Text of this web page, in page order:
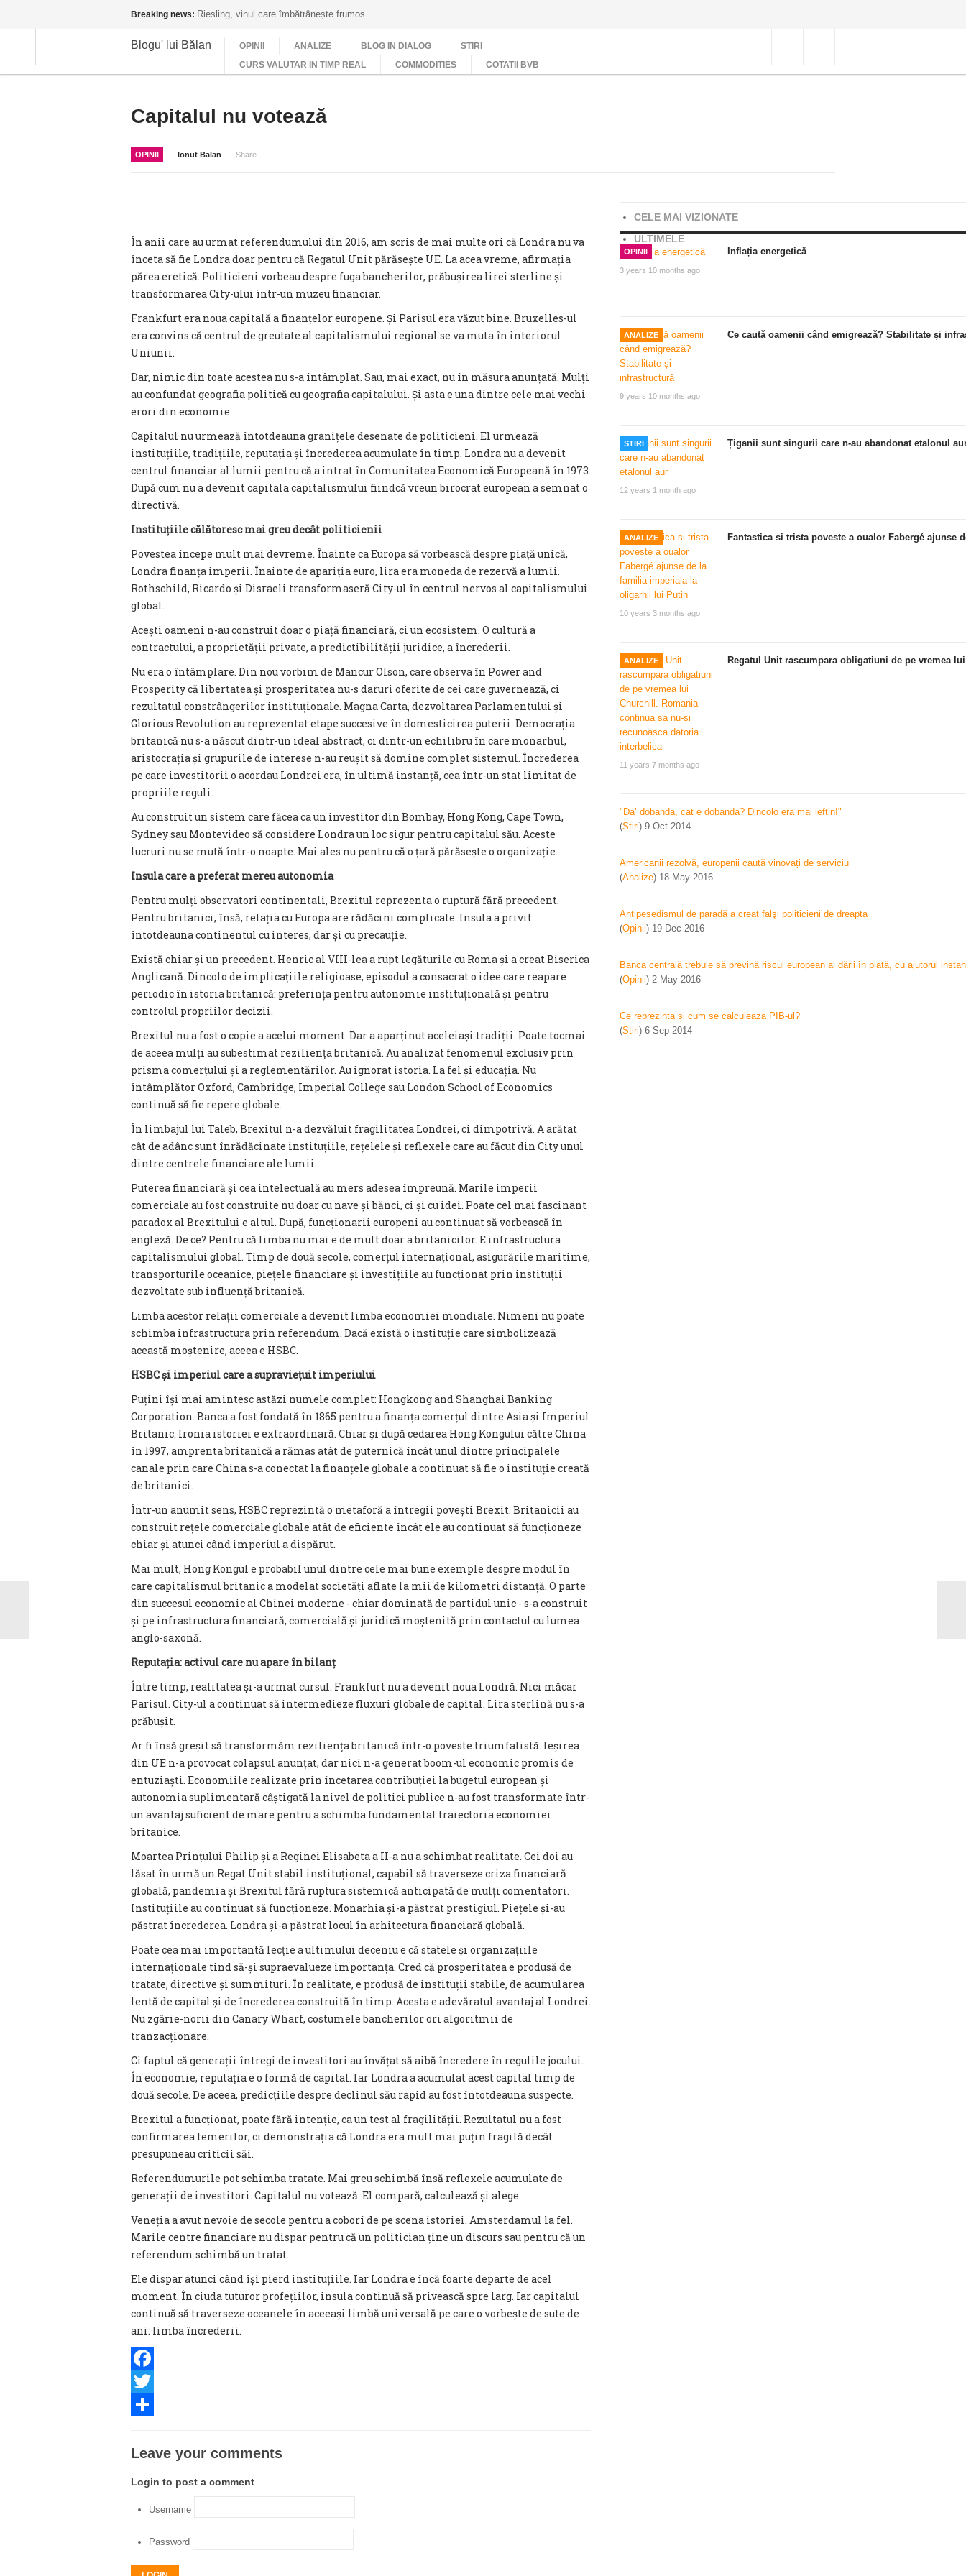
Breaking news: Riesling, vinul care îmbătrânește frumos
Blogu' lui Bălan OPINII ANALIZE BLOG IN DIALOG
STIRI
CURS VALUTAR IN TIMP REAL
COMMODITIES COTATII BVB
Capitalul nu votează
OPINII Ionut Balan Share
În anii care au urmat referendumului din 2016, am scris de mai multe ori că Londra nu va
înceta să fie Londra doar pentru că Regatul Unit părăsește UE. La acea vreme, afirmația
părea eretică. Politicieni vorbeau despre fuga bancherilor, prăbușirea lirei sterline și
transformarea City-ului într-un muzeu financiar.
Frankfurt era noua capitală a finanțelor europene. Și Parisul era văzut bine. Bruxelles-ul
era convins că centrul de greutate al capitalismului regional se va muta în interiorul
Uniunii.
Dar, nimic din toate acestea nu s-a întâmplat. Sau, mai exact, nu în măsura anunțată. Mulți
au confundat geografia politică cu geografia capitalului. Și asta e una dintre cele mai vechi
erori din economie.
Capitalul nu urmează întotdeauna granițele desenate de politicieni. El urmează
instituțiile, tradițiile, reputația și încrederea acumulate în timp. Londra nu a devenit
centrul financiar al lumii pentru că a intrat în Comunitatea Economică Europeană în 1973.
După cum nu a devenit capitala capitalismului fiindcă vreun birocrat european a semnat o
directivă.
Instituțiile călătoresc mai greu decât politicienii
Povestea începe mult mai devreme. Înainte ca Europa să vorbească despre piață unică,
Londra finanța imperii. Înainte de apariția euro, lira era moneda de rezervă a lumii.
Rothschild, Ricardo și Disraeli transformaseră City-ul în centrul nervos al capitalismului
global.
Acești oameni n-au construit doar o piață financiară, ci un ecosistem. O cultură a
contractului, a proprietății private, a predictibilității juridice, a încrederii.
Nu era o întâmplare. Din nou vorbim de Mancur Olson, care observa în Power and
Prosperity că libertatea și prosperitatea nu-s daruri oferite de cei care guvernează, ci
rezultatul constrângerilor instituționale. Magna Carta, dezvoltarea Parlamentului și
Glorious Revolution au reprezentat etape succesive în domesticirea puterii. Democrația
britanică nu s-a născut dintr-un ideal abstract, ci dintr-un echilibru în care monarhul,
aristocrația și grupurile de interese n-au reușit să domine complet sistemul. Încrederea
pe care investitorii o acordau Londrei era, în ultimă instanță, cea într-un stat limitat de
propriile reguli.
Au construit un sistem care făcea ca un investitor din Bombay, Hong Kong, Cape Town,
Sydney sau Montevideo să considere Londra un loc sigur pentru capitalul său. Aceste
lucruri nu se mută într-o noapte. Mai ales nu pentru că o țară părăsește o organizație.
Insula care a preferat mereu autonomia
Pentru mulți observatori continentali, Brexitul reprezenta o ruptură fără precedent.
Pentru britanici, însă, relația cu Europa are rădăcini complicate. Insula a privit
întotdeauna continentul cu interes, dar și cu precauție.
Există chiar și un precedent. Henric al VIII-lea a rupt legăturile cu Roma și a creat Biserica
Anglicană. Dincolo de implicațiile religioase, episodul a consacrat o idee care reapare
periodic în istoria britanică: preferința pentru autonomie instituțională și pentru
controlul propriilor decizii.
Brexitul nu a fost o copie a acelui moment. Dar a aparținut aceleiași tradiții. Poate tocmai
de aceea mulți au subestimat reziliența britanică. Au analizat fenomenul exclusiv prin
prisma comerțului și a reglementărilor. Au ignorat istoria. La fel și educația. Nu
întâmplător Oxford, Cambridge, Imperial College sau London School of Economics
continuă să fie repere globale.
În limbajul lui Taleb, Brexitul n-a dezvăluit fragilitatea Londrei, ci dimpotrivă. A arătat
cât de adânc sunt înrădăcinate instituțiile, rețelele și reflexele care au făcut din City unul
dintre centrele financiare ale lumii.
Puterea financiară și cea intelectuală au mers adesea împreună. Marile imperii
comerciale au fost construite nu doar cu nave și bănci, ci și cu idei. Poate cel mai fascinant
paradox al Brexitului e altul. După, funcționarii europeni au continuat să vorbească în
engleză. De ce? Pentru că limba nu mai e de mult doar a britanicilor. E infrastructura
capitalismului global. Timp de două secole, comerțul internațional, asigurările maritime,
transporturile oceanice, piețele financiare și investițiile au funcționat prin instituții
dezvoltate sub influență britanică.
Limba acestor relații comerciale a devenit limba economiei mondiale. Nimeni nu poate
schimba infrastructura prin referendum. Dacă există o instituție care simbolizează
această moștenire, aceea e HSBC.
HSBC și imperiul care a supraviețuit imperiului
Puțini își mai amintesc astăzi numele complet: Hongkong and Shanghai Banking
Corporation. Banca a fost fondată în 1865 pentru a finanța comerțul dintre Asia și Imperiul
Britanic. Ironia istoriei e extraordinară. Chiar și după cedarea Hong Kongului către China
în 1997, amprenta britanică a rămas atât de puternică încât unul dintre principalele
canale prin care China s-a conectat la finanțele globale a continuat să fie o instituție creată
de britanici.
Într-un anumit sens, HSBC reprezintă o metaforă a întregii povești Brexit. Britanicii au
construit rețele comerciale globale atât de eficiente încât ele au continuat să funcționeze
chiar și atunci când imperiul a dispărut.
Mai mult, Hong Kongul e probabil unul dintre cele mai bune exemple despre modul în
care capitalismul britanic a modelat societăți aflate la mii de kilometri distanță. O parte
din succesul economic al Chinei moderne - chiar dominată de partidul unic - s-a construit
și pe infrastructura financiară, comercială și juridică moștenită prin contactul cu lumea
anglo-saxonă.
Reputația: activul care nu apare în bilanț
Între timp, realitatea și-a urmat cursul. Frankfurt nu a devenit noua Londră. Nici măcar
Parisul. City-ul a continuat să intermedieze fluxuri globale de capital. Lira sterlină nu s-a
prăbușit.
Ar fi însă greșit să transformăm reziliența britanică într-o poveste triumfalistă. Ieșirea
din UE n-a provocat colapsul anunțat, dar nici n-a generat boom-ul economic promis de
entuziaști. Economiile realizate prin încetarea contribuției la bugetul european și
autonomia suplimentară câștigată la nivel de politici publice n-au fost transformate într-
un avantaj suficient de mare pentru a schimba fundamental traiectoria economiei
britanice.
Moartea Prințului Philip și a Reginei Elisabeta a II-a nu a schimbat realitate. Cei doi au
lăsat în urmă un Regat Unit stabil instituțional, capabil să traverseze criza financiară
globală, pandemia și Brexitul fără ruptura sistemică anticipată de mulți comentatori.
Instituțiile au continuat să funcționeze. Monarhia și-a păstrat prestigiul. Piețele și-au
păstrat încrederea. Londra și-a păstrat locul în arhitectura financiară globală.
Poate cea mai importantă lecție a ultimului deceniu e că statele și organizațiile
internaționale tind să-și supraevalueze importanța. Cred că prosperitatea e produsă de
tratate, directive și summituri. În realitate, e produsă de instituții stabile, de acumularea
lentă de capital și de încrederea construită în timp. Acesta e adevăratul avantaj al Londrei.
Nu zgârie-norii din Canary Wharf, costumele bancherilor ori algoritmii de
tranzacționare.
Ci faptul că generații întregi de investitori au învățat să aibă încredere în regulile jocului.
În economie, reputația e o formă de capital. Iar Londra a acumulat acest capital timp de
două secole. De aceea, predicțiile despre declinul său rapid au fost întotdeauna suspecte.
Brexitul a funcționat, poate fără intenție, ca un test al fragilității. Rezultatul nu a fost
confirmarea temerilor, ci demonstrația că Londra era mult mai puțin fragilă decât
presupuneau criticii săi.
Referendumurile pot schimba tratate. Mai greu schimbă însă reflexele acumulate de
generații de investitori. Capitalul nu votează. El compară, calculează și alege.
Veneția a avut nevoie de secole pentru a coborî de pe scena istoriei. Amsterdamul la fel.
Marile centre financiare nu dispar pentru că un politician ține un discurs sau pentru că un
referendum schimbă un tratat.
Ele dispar atunci când își pierd instituțiile. Iar Londra e încă foarte departe de acel
moment. În ciuda tuturor profețiilor, insula continuă să privească spre larg. Iar capitalul
continuă să traverseze oceanele în aceeași limbă universală pe care o vorbește de sute de
ani: limba încrederii.
Facebook
Twitter
CELE MAI VIZIONATE
ULTIMELE
OPINII
3 years 10 months ago
Inflația energetică
ANALIZE
9 years 10 months ago
Ce caută oamenii când emigrează? Stabilitate și
STIRI
12 years 1 month ago
Țiganii sunt singurii care n-au abandonat etalonul
ANALIZE
10 years 3 months ago
Fantastica si trista poveste a oualor Fabergé
ANALIZE
11 years 7 months ago
Regatul Unit rascumpara obligatiuni de pe vremea
"Da’ dobanda, cat e dobanda? Dincolo era mai ieftin!"
(Stiri) 9 Oct 2014
Americanii rezolvă, europenii caută vinovați de serviciu
(Analize) 18 May 2016
Antipesedismul de paradă a creat falşi politicieni de dreapta
(Opinii) 19 Dec 2016
Banca centrală trebuie să prevină riscul european al dării în plată, cu ajutorul
(Opinii) 2 May 2016
Ce reprezinta si cum se calculeaza PIB-ul?
(Stiri) 6 Sep 2014
Leave your comments
Login to post a comment
Username
Password